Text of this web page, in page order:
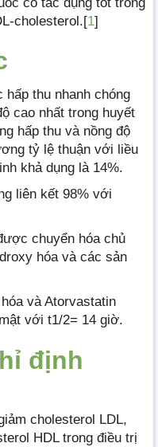
cholesterol.[1]
thu nhanh chóng
cao nhất trong huyết
hấp thu và nồng độ
tỷ lệ thuận với liều
khả dụng là 14%.
liên kết 98% với
chuyển hóa chủ
hóa và các sản
và Atorvastatin
với t1/2= 14 giờ.
định
cholesterol LDL,
HDL trong điều trị